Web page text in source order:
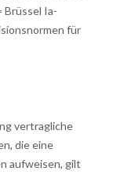
Brüssel Ia-
für
vertragliche
die eine
aufweisen, gilt